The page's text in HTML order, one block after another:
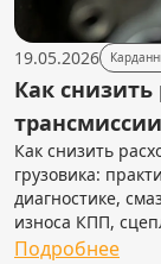
19.05.2026
Как
трансмиссии
Как снизить
грузовика:
диагностике,
износа КПП,
Подробнее